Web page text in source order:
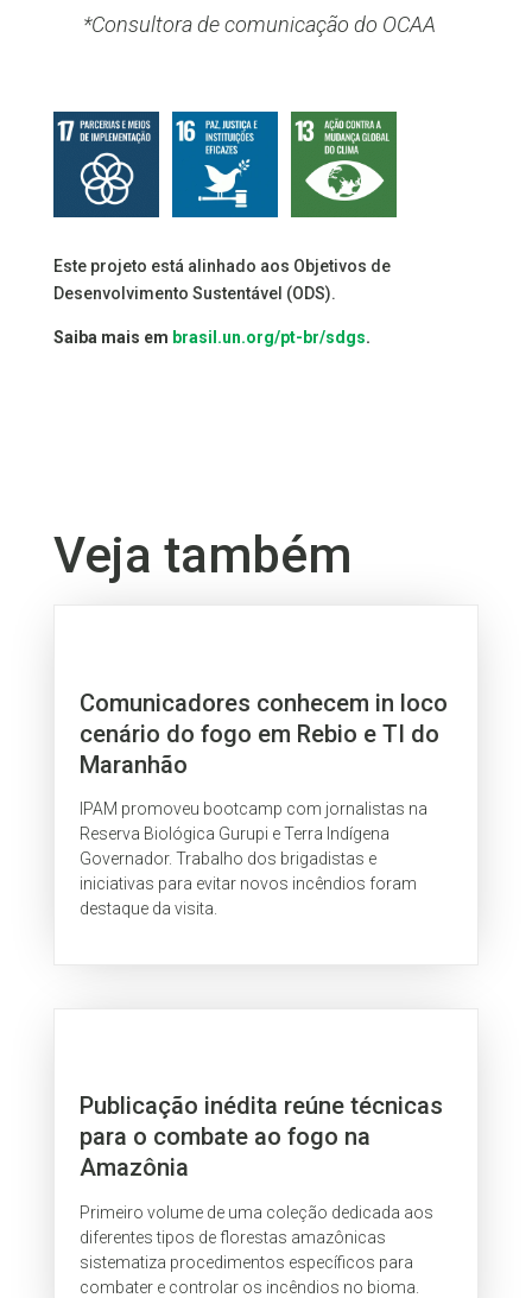
*Consultora de comunicação do OCAA
Este projeto está alinhado aos Objetivos de
Desenvolvimento Sustentável (ODS).
Saiba mais em brasil.un.org/pt-br/sdgs.
Veja também
Comunicadores conhecem in loco
cenário do fogo em Rebio e TI do
Maranhão
IPAM promoveu bootcamp com jornalistas na
Reserva Biológica Gurupi e Terra Indígena
Governador. Trabalho dos brigadistas e
iniciativas para evitar novos incêndios foram
destaque da visita.
Publicação inédita reúne técnicas
para o combate ao fogo na
Amazônia
Primeiro volume de uma coleção dedicada aos
diferentes tipos de florestas amazônicas
sistematiza procedimentos específicos para
combater e controlar os incêndios no bioma.